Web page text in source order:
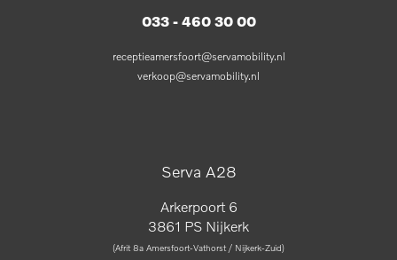
033 - 460 30 00
receptieamersfoort@servamobility.nl
verkoop@servamobility.nl
Serva A28
Arkerpoort 6
3861 PS Nijkerk
(Afrit 8a Amersfoort-Vathorst / Nijkerk-Zuid)